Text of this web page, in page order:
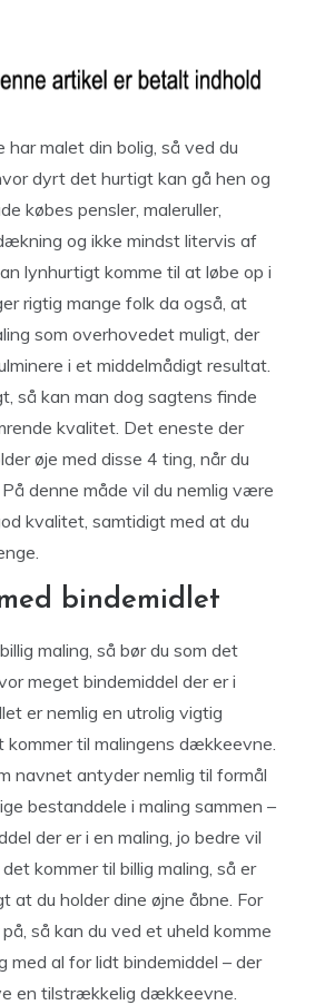
har malet din bolig, så ved du
dyrt det hurtigt kan gå hen og
købes pensler, maleruller,
og ikke mindst litervis af
lynhurtigt komme til at løbe op i
rigtig mange folk da også, at
som overhovedet muligt, der
i et middelmådigt resultat.
så kan man dog sagtens finde
kvalitet. Det eneste der
øje med disse 4 ting, når du
denne måde vil du nemlig være
kvalitet, samtidigt med at du
bindemidlet
maling, så bør du som det
meget bindemiddel der er i
er nemlig en utrolig vigtig
kommer til malingens dækkeevne.
navnet antyder nemlig til formål
bestanddele i maling sammen –
der er i en maling, jo bedre vil
kommer til billig maling, så er
at du holder dine øjne åbne. For
så kan du ved et uheld komme
med al for lidt bindemiddel – der
en tilstrækkelig dækkeevne.